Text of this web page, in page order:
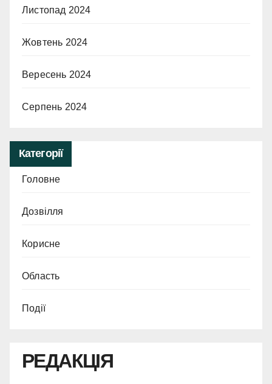
Листопад 2024
Жовтень 2024
Вересень 2024
Серпень 2024
Категорії
Головне
Дозвілля
Корисне
Область
Події
РЕДАКЦІЯ